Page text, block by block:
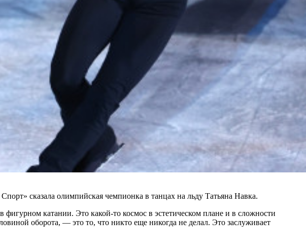
сказала олимпийская чемпионка в танцах на льду Татьяна Навка.
катании. Это какой-то космос в эстетическом плане и в сложности
оборота, — это то, что никто еще никогда не делал. Это заслуживает